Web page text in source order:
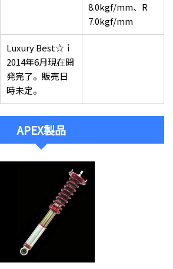
8.0kgf/mm、R
7.0kgf/mm
Luxury Best☆ｉ
2014年6月現在開
発完了。販売日
時未定。
APEX製品